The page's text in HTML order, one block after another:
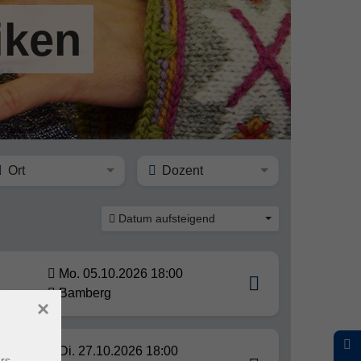
Ort Dozent
Datum aufsteigend
Mo. 05.10.2026 18:00
Bamberg
Di. 27.10.2026 18:00
×